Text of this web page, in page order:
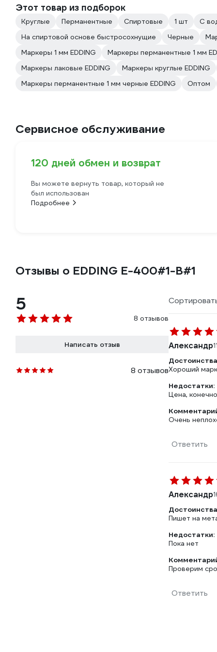
Этот товар из подборок
Круглые Перманентные Спиртовые 1 шт
С
На спиртовой основе быстросохнущие
Черные
Маркеры 1 мм EDDING
Маркеры перманентные 1 мм
Маркеры лаковые EDDING
Маркеры круглые EDDING
Маркеры перманентные 1 мм черные EDDING
Оптом
Сервисное обслуживание
120 дней обмен и возврат
Вы можете вернуть товар, который не
был использован
Подробнее
Отзывы о EDDING E-400#1-B#1
5
8 отзывов
Написать отзыв
8 отзывов
Александр
Хороший
Недостатки:
Цена,
Очень
Ответить
Александр
Пишет на
Недостатки:
Пока нет
Проверим
Ответить